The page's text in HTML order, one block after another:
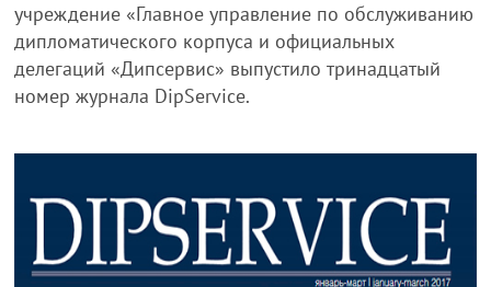
учреждение «Главное управление по обслуживанию
дипломатического корпуса и официальных
делегаций «Дипсервис» выпустило тринадцатый
номер журнала DipService.